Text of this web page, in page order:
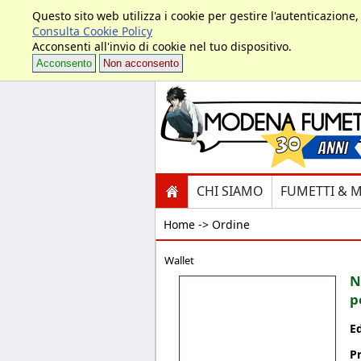
Questo sito web utilizza i cookie per gestire
Consulta Cookie Policy
Acconsenti all'invio di cookie nel tuo dispositivo.
Acconsento Non acconsento
CHI SIAMO FUMETTI &
Home -> Ordine
Wallet